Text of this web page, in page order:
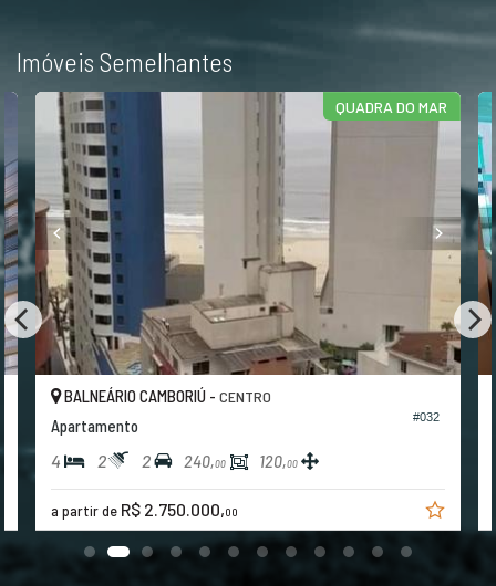
Imóveis Semelhantes
QUADRA DO MAR
#032
BALNEÁRIO CAMBORIÚ - CENTRO
Apartamento
4 2 2 240,00 120,00
a partir de R$ 2.750.000,00